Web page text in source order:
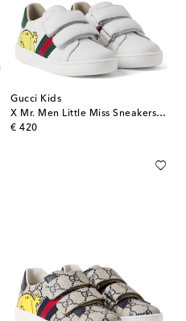
Gucci Kids
X Mr. Men Little Miss Sneakers aus Leder
€ 420
original price